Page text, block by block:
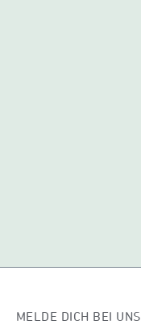
MELDE DICH BEI UNS